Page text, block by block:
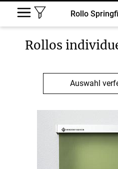
Rollo
Rollos
Auswahl